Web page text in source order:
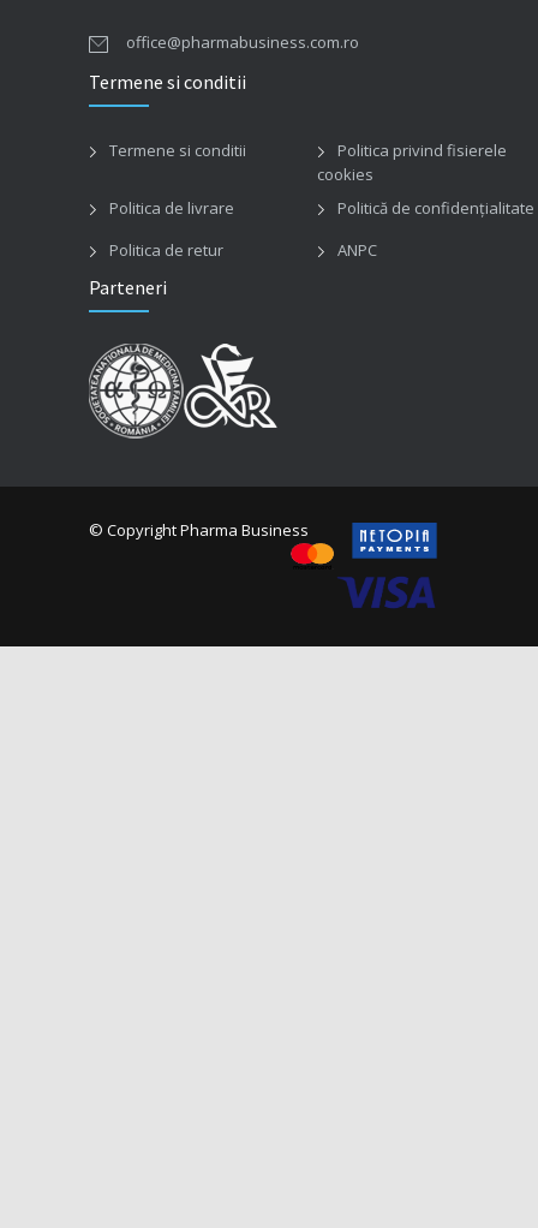
office@pharmabusiness.com.ro
Termene si conditii
Termene si conditii
Politica privind fisierele
cookies
Politica de livrare
Politică de confidențialitate
Politica de retur
ANPC
Parteneri
© Copyright Pharma Business